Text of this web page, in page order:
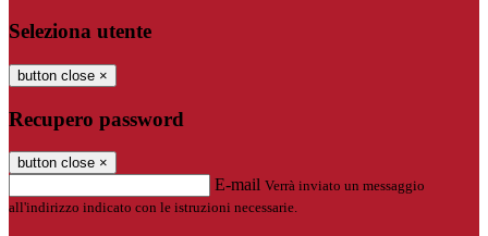
Seleziona utente
button close ×
Recupero password
button close ×
E-mail Verrà inviato un messaggio
all'indirizzo indicato con le istruzioni necessarie.